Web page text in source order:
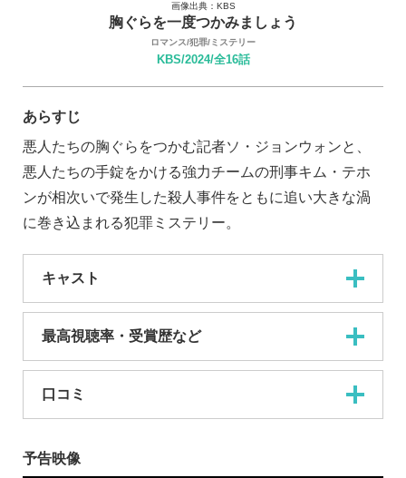
画像出典：KBS
胸ぐらを一度つかみましょう
ロマンス/犯罪/ミステリー
KBS/2024/全16話
あらすじ
悪人たちの胸ぐらをつかむ記者ソ・ジョンウォンと、
悪人たちの手錠をかける強力チームの刑事キム・テホ
ンが相次いで発生した殺人事件をともに追い大きな渦
に巻き込まれる犯罪ミステリー。
キャスト
最高視聴率・受賞歴など
口コミ
予告映像